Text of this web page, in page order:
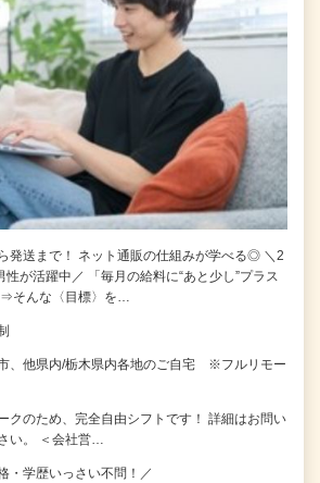
発送まで！ ネット通販の仕組みが学べる◎ ＼2
性が活躍中／ 「毎月の給料に“あと少し”プラス
⇒そんな〈目標〉を…
、他県内/栃木県内各地のご自宅 ※フルリモー
クのため、完全自由シフトです！ 詳細はお問い
い。 ＜会社営…
・学歴いっさい不問！／